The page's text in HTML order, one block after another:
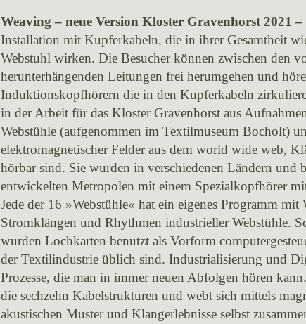
Weaving – neue Version Kloster Gravenhorst 2021 –
Installation mit Kupferkabeln, die in ihrer Gesamtheit
Webstuhl wirken. Die Besucher können zwischen den
herunterhängenden Leitungen frei herumgehen und
Induktionskopfhörern die in den Kupferkabeln
in der Arbeit für das Kloster Gravenhorst aus
Webstühle (aufgenommen im Textilmuseum Bocholt)
elektromagnetischer Felder aus dem world wide web,
hörbar sind. Sie wurden in verschiedenen Ländern und
entwickelten Metropolen mit einem Spezialkopfhörer
Jede der 16 »Webstühle« hat ein eigenes Programm mit
Stromklängen und Rhythmen industrieller Webstühle.
wurden Lochkarten benutzt als Vorform
der Textilindustrie üblich sind. Industrialisierung und
Prozesse, die man in immer neuen Abfolgen hören
die sechzehn Kabelstrukturen und webt sich mittels
akustischen Muster und Klangerlebnisse selbst